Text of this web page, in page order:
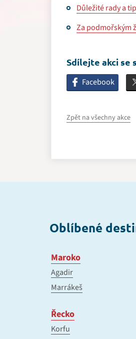
Důležité rady a
Za podmořským
Sdílejte akci se
Facebook
Zpět na všechny akce
Oblíbené
Maroko
Agadir
Marrákeš
Řecko
Korfu